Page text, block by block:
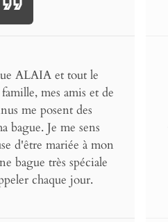
ALAIA et tout le
mes amis et de
me posent des
bague. Je me sens
d'être mariée à mon
bague très spéciale
chaque jour.